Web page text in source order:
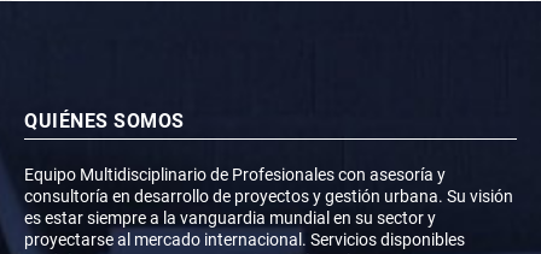
QUIÉNES SOMOS
Equipo Multidisciplinario de Profesionales con asesoría y
consultoría en desarrollo de proyectos y gestión urbana. Su visión
es estar siempre a la vanguardia mundial en su sector y
proyectarse al mercado internacional. Servicios disponibles